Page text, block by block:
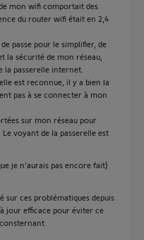
mon wifi comportait des
du router wifi était en 2,4
passe pour le simplifier, de
la sécurité de mon réseau,
la passerelle internet.
est reconnue, il y a bien la
pas à se connecter à mon
sur mon réseau pour
voyant de la passerelle est
je n’aurais pas encore fait)
sur ces problématiques depuis
jour efficace pour éviter ce